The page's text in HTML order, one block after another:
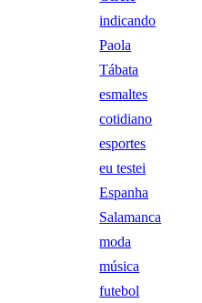
indicando
Paola
Tábata
esmaltes
cotidiano
esportes
eu testei
Espanha
Salamanca
moda
música
futebol